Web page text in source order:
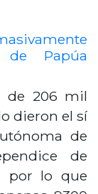
de Papúa
de 206 mil
dieron el sí
de
de
por lo que